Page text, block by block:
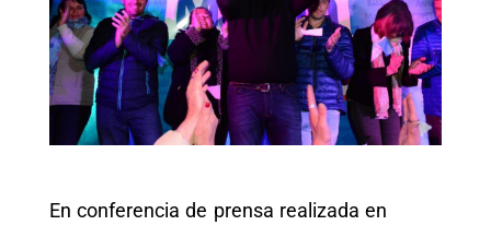
En conferencia de prensa realizada en